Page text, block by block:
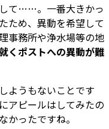
て……。一番大きかっ
ため、異動を希望して
事務所や浄水場等の地
くポストへの異動が難
ようもないことです
アピールはしてみたの
かったですね。